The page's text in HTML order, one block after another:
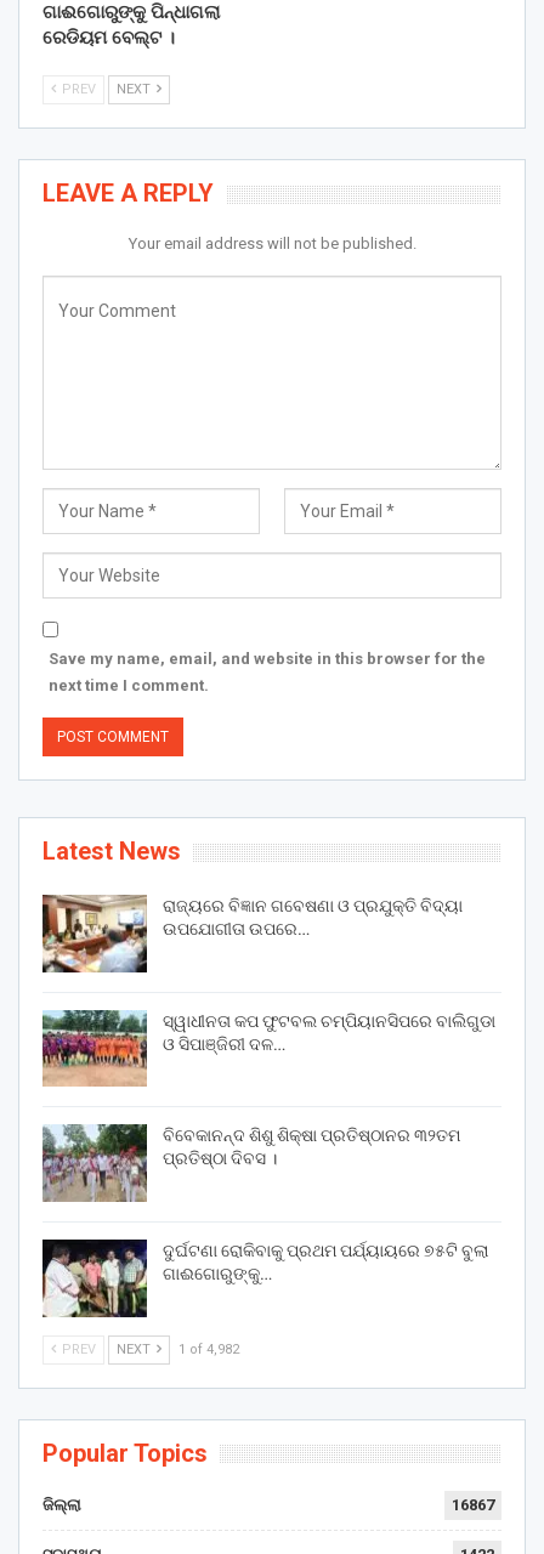
ଗାଈଗୋରୁଙ୍କୁ ପିନ୍ଧାଗଲା
ରେଡିୟମ ବେଲ୍ଟ ।
PREV NEXT
LEAVE A REPLY
Your email address will not be published.
Save my name, email, and website in this browser for the
next time I comment.
Latest News
ରାଜ୍ୟରେ ବିଜ୍ଞାନ ଗବେଷଣା ଓ ପ୍ରଯୁକ୍ତି ବିଦ୍ୟା
ଉପଯୋଗୀତା ଉପରେ…
ସ୍ୱାଧୀନତା କପ ଫୁଟବଲ ଚମ୍ପିୟାନସିପରେ ବାଲିଗୁଡା
ଓ ସିପାଞ୍ଜିରୀ ଦଳ…
ବିବେକାନନ୍ଦ ଶିଶୁ ଶିକ୍ଷା ପ୍ରତିଷ୍ଠାନର ୩୨ତମ
ପ୍ରତିଷ୍ଠା ଦିବସ ।
ଦୁର୍ଘଟଣା ରୋକିବାକୁ ପ୍ରଥମ ପର୍ଯ୍ୟାୟରେ ୭୫ଟି ବୁଲା
ଗାଈଗୋରୁଙ୍କୁ…
PREV NEXT 1 of 4,982
Popular Topics
ଜିଲ୍ଲା 16867